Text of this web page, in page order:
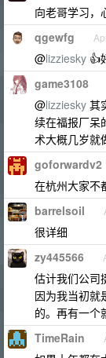
向老哥学习，
qgewfg
@lizziesky 👍
game3108
@lizziesky 其
续在福报厂呆
术大概几岁就
goforwardv2
在杭州大家不
barrelsoil
很详细
zy445566
估计我们公司
因为我当初就
的。再有一个
TimeRain